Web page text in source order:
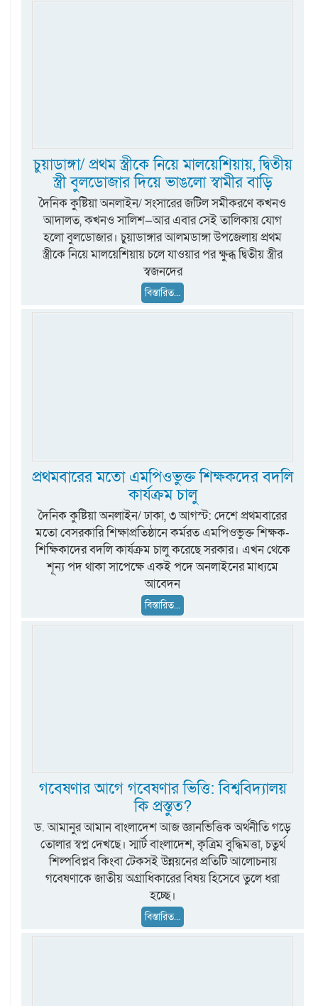
চুয়াডাঙ্গা/ প্রথম স্ত্রীকে নিয়ে মালয়েশিয়ায়, দ্বিতীয়
স্ত্রী বুলডোজার দিয়ে ভাঙলো স্বামীর বাড়ি
দৈনিক কুষ্টিয়া অনলাইন/ সংসারের জটিল সমীকরণে কখনও
আদালত, কখনও সালিশ—আর এবার সেই তালিকায় যোগ
হলো বুলডোজার। চুয়াডাঙ্গার আলমডাঙ্গা উপজেলায় প্রথম
স্ত্রীকে নিয়ে মালয়েশিয়ায় চলে যাওয়ার পর ক্ষুব্ধ দ্বিতীয় স্ত্রীর
স্বজনদের
বিস্তারিত...
প্রথমবারের মতো এমপিওভুক্ত শিক্ষকদের বদলি
কার্যক্রম চালু
দৈনিক কুষ্টিয়া অনলাইন/ ঢাকা, ৩ আগস্ট: দেশে প্রথমবারের
মতো বেসরকারি শিক্ষাপ্রতিষ্ঠানে কর্মরত এমপিওভুক্ত শিক্ষক-
শিক্ষিকাদের বদলি কার্যক্রম চালু করেছে সরকার। এখন থেকে
শূন্য পদ থাকা সাপেক্ষে একই পদে অনলাইনের মাধ্যমে
আবেদন
বিস্তারিত...
গবেষণার আগে গবেষণার ভিত্তি: বিশ্ববিদ্যালয়
কি প্রস্তুত?
ড. আমানুর আমান বাংলাদেশ আজ জ্ঞানভিত্তিক অর্থনীতি গড়ে
তোলার স্বপ্ন দেখছে। স্মার্ট বাংলাদেশ, কৃত্রিম বুদ্ধিমত্তা, চতুর্থ
শিল্পবিপ্লব কিংবা টেকসই উন্নয়নের প্রতিটি আলোচনায়
গবেষণাকে জাতীয় অগ্রাধিকারের বিষয় হিসেবে তুলে ধরা
হচ্ছে।
বিস্তারিত...